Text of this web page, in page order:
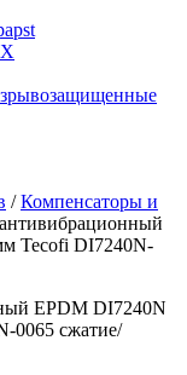
/Компенсаторы и
Tecofi DI7240N-
EPDM DI7240N
0065 сжатие/